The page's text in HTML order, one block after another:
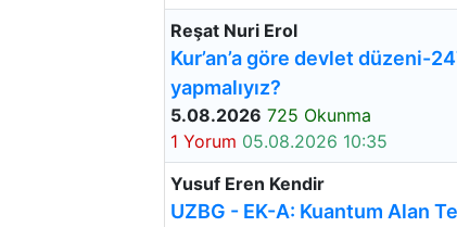
Reşat Nuri Erol
Kur’an’a göre devlet düzeni-
yapmalıyız?
5.08.2026 725 Okunma
1 Yorum 05.08.2026 10:35
Yusuf Eren Kendir
UZBG - EK-A: Kuantum Alan